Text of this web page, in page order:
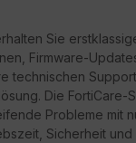
Sie
Firmware-
technischen
Die
Probleme mit
Sicherheit